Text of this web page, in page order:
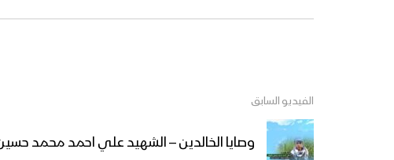
الفيديو السابق
وصايا الخالدين – الشهيد علي احمد محمد